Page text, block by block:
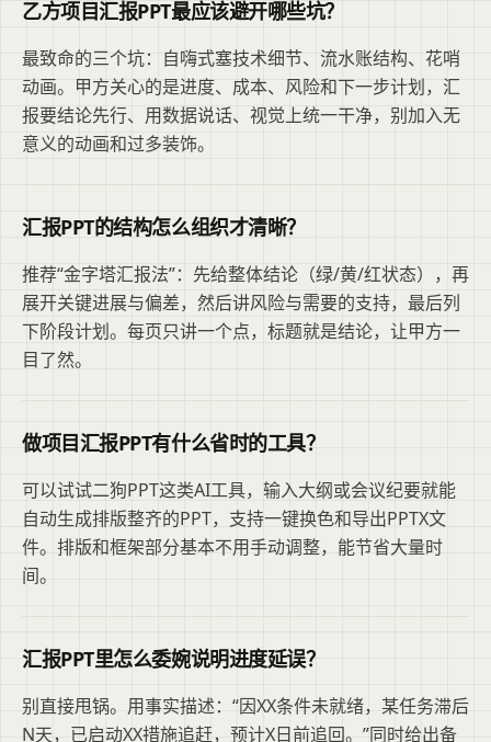
乙方项目汇报PPT最应该避开哪些坑？
最致命的三个坑：自嗨式塞技术细节、流水账结构、花哨
动画。甲方关心的是进度、成本、风险和下一步计划，汇
报要结论先行、用数据说话、视觉上统一干净，别加入无
意义的动画和过多装饰。
汇报PPT的结构怎么组织才清晰？
推荐“金字塔汇报法”：先给整体结论（绿/黄/红状态），再
展开关键进展与偏差，然后讲风险与需要的支持，最后列
下阶段计划。每页只讲一个点，标题就是结论，让甲方一
目了然。
做项目汇报PPT有什么省时的工具？
可以试试二狗PPT这类AI工具，输入大纲或会议纪要就能
自动生成排版整齐的PPT，支持一键换色和导出PPTX文
件。排版和框架部分基本不用手动调整，能节省大量时
间。
汇报PPT里怎么委婉说明进度延误？
别直接甩锅。用事实描述：“因XX条件未就绪，某任务滞后
N天，已启动XX措施追赶，预计X日前追回。”同时给出备